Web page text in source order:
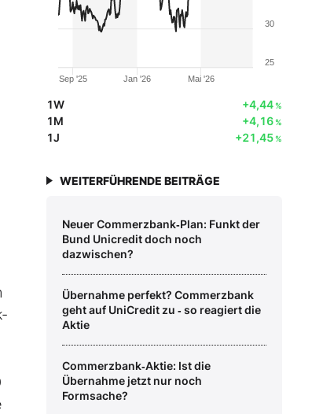
Jan '26
Sep '25 Mai '26
25
30
1W +4,44%
1M +4,16%
1J +21,45%
WEITERFÜHRENDE BEITRÄGE
Neuer Commerzbank‑Plan: Funkt der
Bund Unicredit doch noch
dazwischen?
Übernahme perfekt? Commerzbank
geht auf UniCredit zu ‑ so reagiert die
Aktie
Commerzbank‑Aktie: Ist die
Übernahme jetzt nur noch
Formsache?